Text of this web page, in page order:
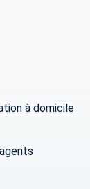
à domicile